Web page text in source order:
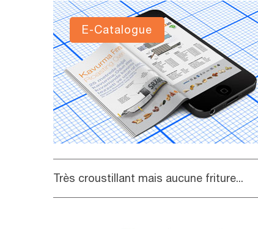
E-Catalogue
Très croustillant mais aucune friture...